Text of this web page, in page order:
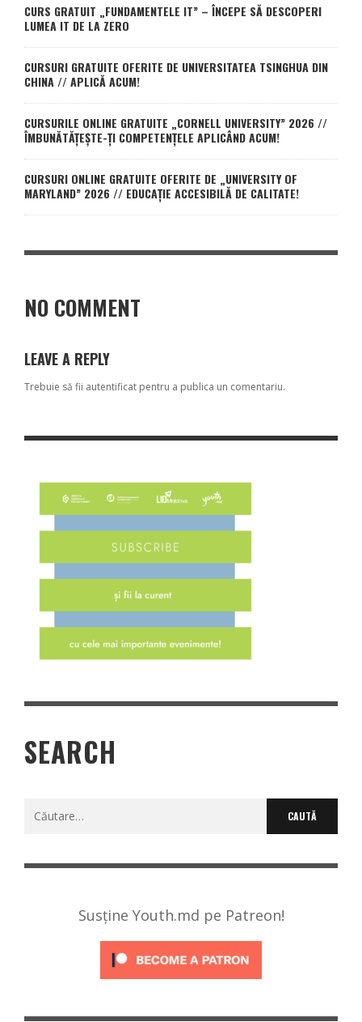
CURS GRATUIT „FUNDAMENTELE IT” – ÎNCEPE SĂ DESCOPERI
LUMEA IT DE LA ZERO
CURSURI GRATUITE OFERITE DE UNIVERSITATEA TSINGHUA DIN
CHINA // APLICĂ ACUM!
CURSURILE ONLINE GRATUITE „CORNELL UNIVERSITY” 2026 //
ÎMBUNĂTĂȚEȘTE-ȚI COMPETENȚELE APLICÂND ACUM!
CURSURI ONLINE GRATUITE OFERITE DE „UNIVERSITY OF
MARYLAND” 2026 // EDUCAȚIE ACCESIBILĂ DE CALITATE!
NO COMMENT
LEAVE A REPLY
Trebuie să fii autentificat pentru a publica un comentariu.
SEARCH
Caută
Susține Youth.md pe Patreon!